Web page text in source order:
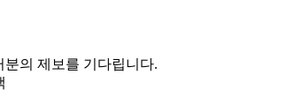
분의 제보를 기다립니다.